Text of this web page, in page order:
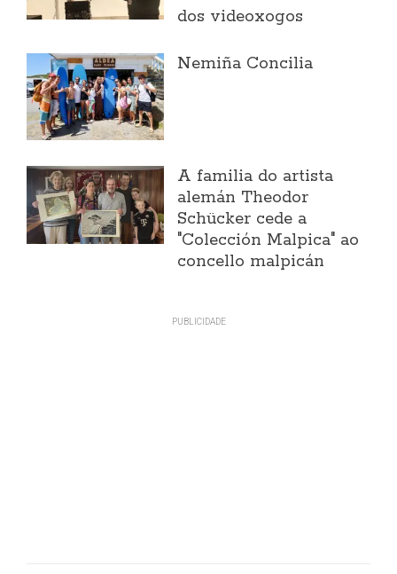
dos videoxogos
Nemiña Concilia
A familia do artista
alemán Theodor
Schücker cede a
"Colección Malpica" ao
concello malpicán